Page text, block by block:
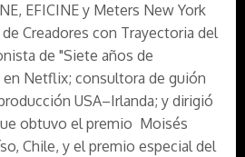
EFICINE y Meters New York
Creadores con Trayectoria del
de "Siete años de
Netflix; consultora de guión
USA–Irlanda; y dirigió
obtuvo el premio Moisés
Chile, y el premio especial del